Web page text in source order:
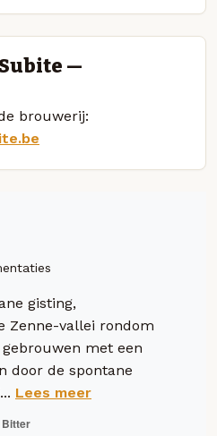
—
brouwerij:
gisting,
Zenne-vallei rondom
met een
door de spontane
Lees meer